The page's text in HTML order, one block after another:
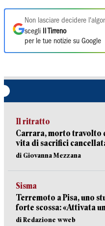
Non lasciare decidere
scegli
Il Tirreno
per le tue notizie su Google
Il ritratto
Carrara, morto travolto
vita di sacrifici
di Giovanna Mezzana
Sisma
Terremoto a Pisa, uno
forte scossa: «Attivata
di Redazione wweb